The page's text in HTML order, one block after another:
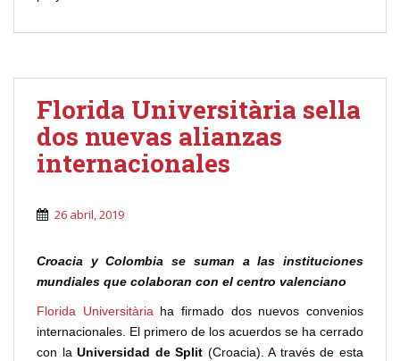
Florida Universitària sella
dos nuevas alianzas
internacionales
26 abril, 2019
Croacia y Colombia se suman a las instituciones
mundiales que colaboran con el centro valenciano
Florida Universitària ha firmado dos nuevos convenios
internacionales. El primero de los acuerdos se ha cerrado
con laUniversidad de Split (Croacia). A través de esta